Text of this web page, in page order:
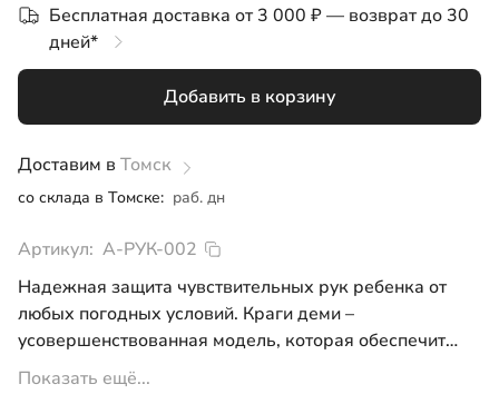
1-2
7-8
9-10
Бесплатная доставка от 3 000 ₽ — возврат до 30
дней*
Добавить в корзину
Доставим в Томск
со склада в Томске: раб. дн
Артикул: А-РУК-002
Надежная защита чувствительных рук ребенка от
любых погодных условий. Краги деми –
усовершенствованная модель, которая обеспечит
тепло и перенесет любые нагрузки благодаря своим
износостойким свойствам.
Показать ещё...